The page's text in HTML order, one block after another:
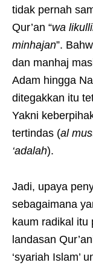
tidak pernah
Qur’an “wa
minhajan”.
dan manhaj
Adam hingga
ditegakkan itu
Yakni
tertindas (al
‘adalah).
Jadi, upaya
sebagaimana
kaum radikal itu
landasan
‘syariah Islam’